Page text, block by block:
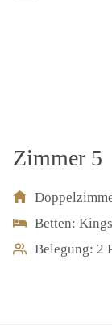
Zimmer 5
Betten:
Belegung: 2